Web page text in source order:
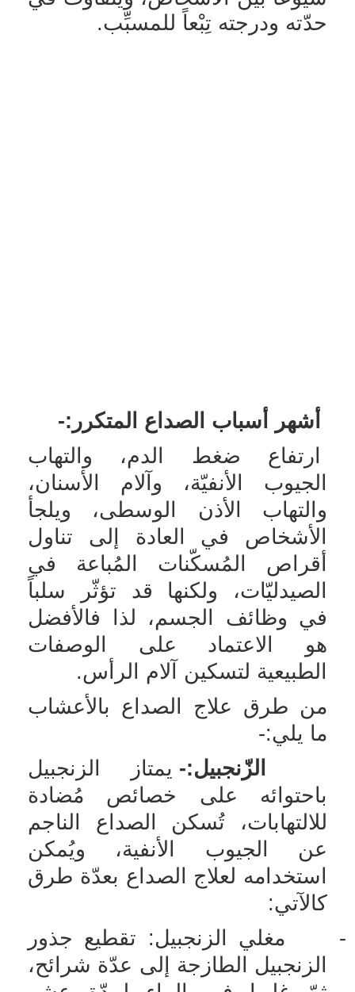
حدّته ودرجته تِبْعاً للمسبِّب.
أشهر أسباب الصداع المتكرر:-
ارتفاع ضغط الدم، والتهاب
الجيوب الأنفيّة، وآلام الأسنان،
والتهاب الأذن الوسطى، ويلجأ
الأشخاص في العادة إلى تناول
أقراص المُسكّنات المُباعة في
الصيدليّات، ولكنها قد تؤثّر سلباً
في وظائف الجسم، لذا فالأفضل
هو الاعتماد على الوصفات
الطبيعية لتسكين آلام الرأس.
من طرق علاج الصداع بالأعشاب
ما يلي:-
الزّنجبيل:- يمتاز الزنجبيل
باحتوائه على خصائص مُضادة
للالتهابات، تُسكن الصداع الناجم
عن الجيوب الأنفية، ويُمكن
استخدامه لعلاج الصداع بعدّة طرق
كالآتي:
-
مغلي الزنجبيل: تقطيع جذور
الزنجبيل الطازجة إلى عدّة شرائح،